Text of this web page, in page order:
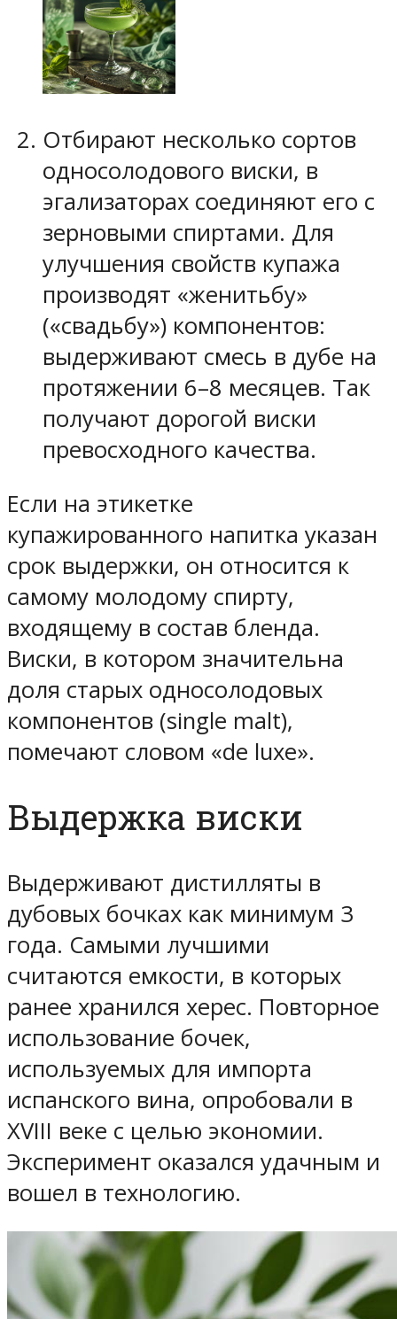
Отбирают несколько сортов
односолодового виски, в
эгализаторах соединяют его с
зерновыми спиртами. Для
улучшения свойств купажа
производят «женитьбу»
(«свадьбу») компонентов:
выдерживают смесь в дубе на
протяжении 6–8 месяцев. Так
получают дорогой виски
превосходного качества.
Если на этикетке
купажированного напитка указан
срок выдержки, он относится к
самому молодому спирту,
входящему в состав бленда.
Виски, в котором значительна
доля старых односолодовых
компонентов (single malt),
помечают словом «de luxe».
Выдержка виски
Выдерживают дистилляты в
дубовых бочках как минимум 3
года. Самыми лучшими
считаются емкости, в которых
ранее хранился херес. Повторное
использование бочек,
используемых для импорта
испанского вина, опробовали в
XVIII веке с целью экономии.
Эксперимент оказался удачным и
вошел в технологию.